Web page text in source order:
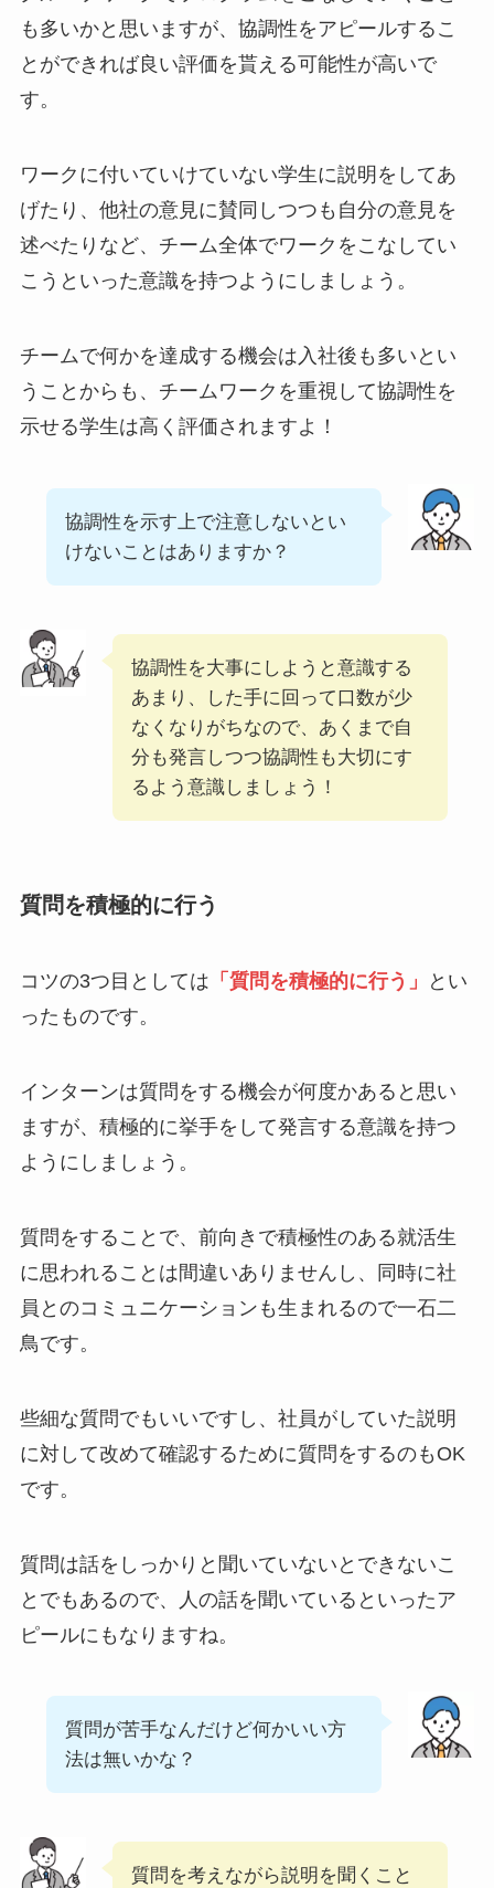
も多いかと思いますが、協調性をアピールするこ
とができれば良い評価を貰える可能性が高いで
す。
ワークに付いていけていない学生に説明をしてあ
げたり、他社の意見に賛同しつつも自分の意見を
述べたりなど、チーム全体でワークをこなしてい
こうといった意識を持つようにしましょう。
チームで何かを達成する機会は入社後も多いとい
うことからも、チームワークを重視して協調性を
示せる学生は高く評価されますよ！
協調性を示す上で注意しないとい
けないことはありますか？
協調性を大事にしようと意識する
あまり、した手に回って口数が少
なくなりがちなので、あくまで自
分も発言しつつ協調性も大切にす
るよう意識しましょう！
質問を積極的に行う
コツの3つ目としては 「質問を積極的に行う」
とい
ったものです。
インターンは質問をする機会が何度かあると思い
ますが、積極的に挙手をして発言する意識を持つ
ようにしましょう。
質問をすることで、前向きで積極性のある就活生
に思われることは間違いありませんし、同時に社
員とのコミュニケーションも生まれるので一石二
鳥です。
些細な質問でもいいですし、社員がしていた説明
に対して改めて確認するために質問をするのもOK
です。
質問は話をしっかりと聞いていないとできないこ
とでもあるので、人の話を聞いているといったア
ピールにもなりますね。
質問が苦手なんだけど何かいい方
法は無いかな？
質問を考えながら説明を聞くこと